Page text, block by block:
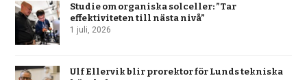
Studie om organiska solceller: ”Tar
effektiviteten till nästa nivå”
1 juli, 2026
Ulf Ellervik blir prorektor för Lunds tekniska